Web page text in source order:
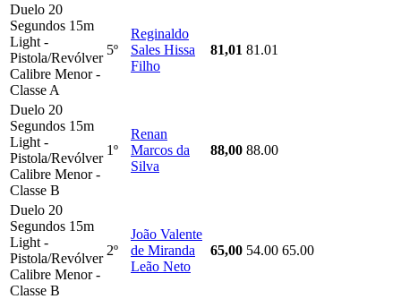
Duelo 20
Segundos 15m
Light -
Pistola/Revólver
Calibre Menor -
Classe A
5º
Reginaldo
Sales Hissa
Filho
81,01 81.01
Duelo 20
Segundos 15m
Light -
Pistola/Revólver
Calibre Menor -
Classe B
1º
Renan
Marcos da
Silva
88,00 88.00
Duelo 20
Segundos 15m
Light -
Pistola/Revólver
Calibre Menor -
Classe B
2º
João Valente
de Miranda
Leão Neto
65,00 54.00 65.00